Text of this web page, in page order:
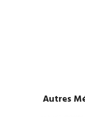
Autres